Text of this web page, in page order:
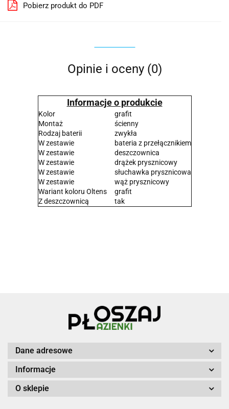
Pobierz produkt do PDF
Opinie i oceny (0)
Informacje o produkcie
Kolor
grafit
Montaż
ścienny
Rodzaj baterii
zwykła
W zestawie
bateria z przełącznikiem
W zestawie
deszczownica
W zestawie
drążek prysznicowy
W zestawie
słuchawka prysznicowa
W zestawie
wąż prysznicowy
Wariant koloru Oltens
grafit
Z deszczownicą
tak
Dane adresowe
Informacje
O sklepie